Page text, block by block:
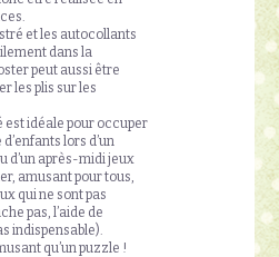
et les autocollants
dans la
peut aussi être
les plis sur les
est idéale pour occuper
lors d’un
d’un après-midi jeux
amusant pour tous,
qui ne sont pas
pas, l’aide de
indispensable).
qu’un puzzle !